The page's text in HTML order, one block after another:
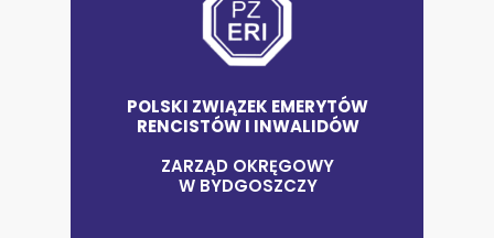
POLSKI ZWIĄZEK EMERYTÓW
RENCISTÓW I INWALIDÓW
ZARZĄD OKRĘGOWY
W BYDGOSZCZY